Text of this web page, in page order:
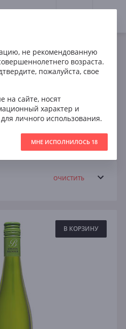
Грюнер Вельтлинер
Полусладкое
ОЧИСТИТЬ
В КОРЗИНУ
не рекомендованную
возраста.
пожалуйста, свое
на сайте, носят
характер и
личного использования.
МНЕ ИСПОЛНИЛОСЬ 18